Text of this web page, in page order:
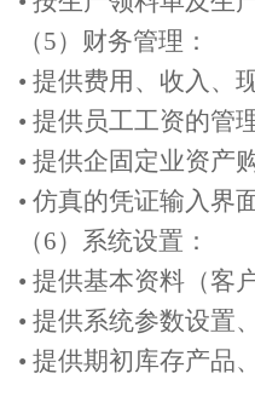
（5）财务管理：
• 提供费用、收入、
• 提供员工工资的管
• 提供企固定业资产
• 仿真的凭证输入界
（6）系统设置：
• 提供基本资料（客
• 提供系统参数设置
• 提供期初库存产品